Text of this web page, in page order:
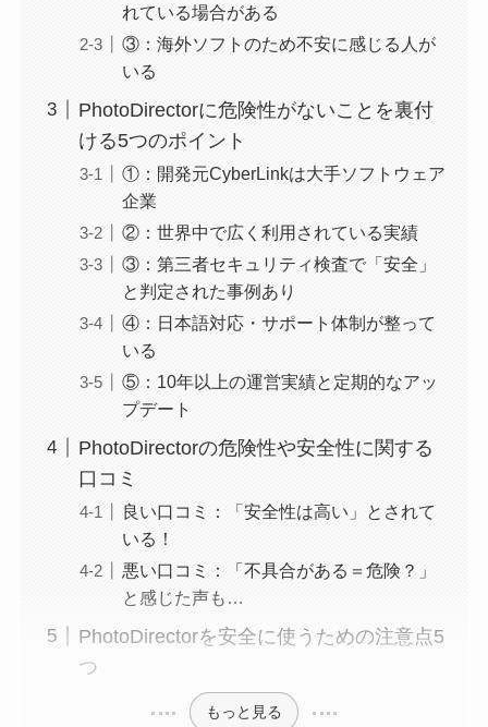
れている場合がある
③：海外ソフトのため不安に感じる人が
いる
PhotoDirectorに危険性がないことを裏付
ける5つのポイント
①：開発元CyberLinkは大手ソフトウェア
企業
②：世界中で広く利用されている実績
③：第三者セキュリティ検査で「安全」
と判定された事例あり
④：日本語対応・サポート体制が整って
いる
⑤：10年以上の運営実績と定期的なアッ
プデート
PhotoDirectorの危険性や安全性に関する
口コミ
良い口コミ：「安全性は高い」とされて
いる！
悪い口コミ：「不具合がある＝危険？」
と感じた声も…
PhotoDirectorを安全に使うための注意点5
つ
もっと見る